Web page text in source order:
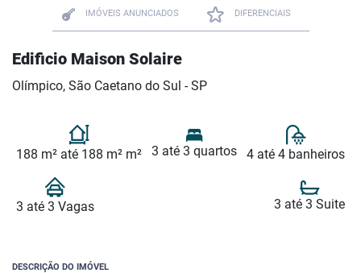
IMÓVEIS ANUNCIADOS DIFERENCIAIS
Edificio Maison Solaire
Olímpico, São Caetano do Sul - SP
188 m² até 188 m² m² 3 até 3 quartos 4 até 4 banheiros
3 até 3 Vagas 3 até 3 Suite
DESCRIÇÃO DO IMÓVEL